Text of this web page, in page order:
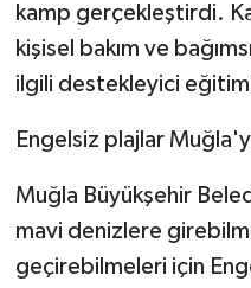
kamp gerçekleştirdi.
kişisel bakım ve
ilgili destekleyici
Engelsiz plajlar
Muğla Büyükşehir
mavi denizlere
geçirebilmeleri için